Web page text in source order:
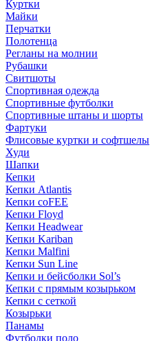
Куртки
Майки
Перчатки
Полотенца
Регланы на молнии
Рубашки
Свитшоты
Спортивная одежда
Спортивные футболки
Спортивные штаны и шорты
Фартуки
Флисовые куртки и софтшелы
Худи
Шапки
Кепки
Кепки Atlantis
Кепки coFEE
Кепки Floyd
Кепки Headwear
Кепки Kariban
Кепки Malfini
Кепки Sun Line
Кепки и бейсболки Sol’s
Кепки с прямым козырьком
Кепки с сеткой
Козырьки
Панамы
Футболки поло